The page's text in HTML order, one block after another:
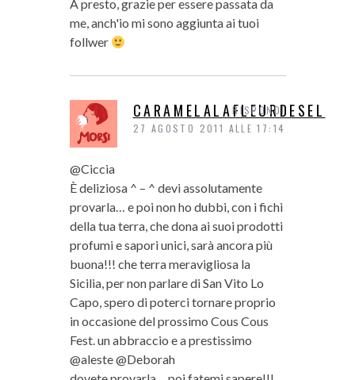
A presto, grazie per essere passata da
me, anch'io mi sono aggiunta ai tuoi
follwer
CARAMELALAFLEURDESEL
27 AGOSTO 2011 ALLE 17:14
@Ciccia
È deliziosa ^ – ^ devi assolutamente
provarla… e poi non ho dubbi, con i fichi
della tua terra, che dona ai suoi prodotti
profumi e sapori unici, sarà ancora più
buona!!! che terra meravigliosa la
Sicilia, per non parlare di San Vito Lo
Capo, spero di poterci tornare proprio
in occasione del prossimo Cous Cous
Fest. un abbraccio e a prestissimo
@aleste @Deborah
RISPONDI